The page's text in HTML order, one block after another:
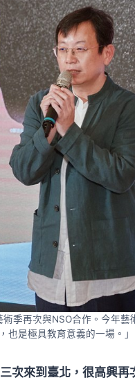
季再次與NSO合作。今年藝
也是極具教育意義的一場。」
次來到臺北，很高興再